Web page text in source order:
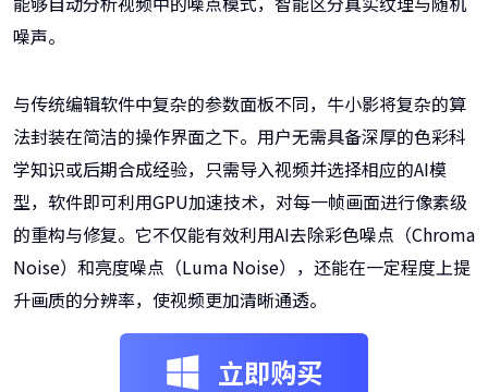
噪声。
与传统编辑软件中复杂的参数面板不同，牛小影将复杂的算
法封装在简洁的操作界面之下。用户无需具备深厚的色彩科
学知识或后期合成经验，只需导入视频并选择相应的AI模
型，软件即可利用GPU加速技术，对每一帧画面进行像素级
的重构与修复。它不仅能有效利用AI去除彩色噪点（Chroma
Noise）和亮度噪点（Luma Noise），还能在一定程度上提
升画质的分辨率，使视频更加清晰通透。
立即购买